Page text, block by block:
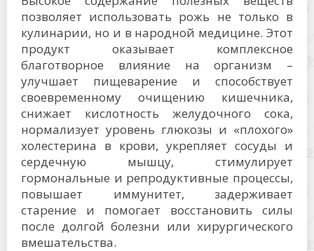
позволяет использовать рожь не только в
кулинарии, но и в народной медицине. Этот
продукт оказывает комплексное
благотворное влияние на организм –
улучшает пищеварение и способствует
своевременному очищению кишечника,
снижает кислотность желудочного сока,
нормализует уровень глюкозы и «плохого»
холестерина в крови, укрепляет сосуды и
сердечную мышцу, стимулирует
гормональные и репродуктивные процессы,
повышает иммунитет, задерживает
старение и помогает восстановить силы
после долгой болезни или хирургического
вмешательства.